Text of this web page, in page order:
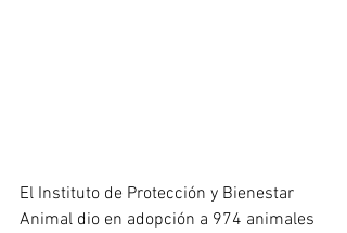
El Instituto de Protección y Bienestar
Animal dio en adopción a 974 animales